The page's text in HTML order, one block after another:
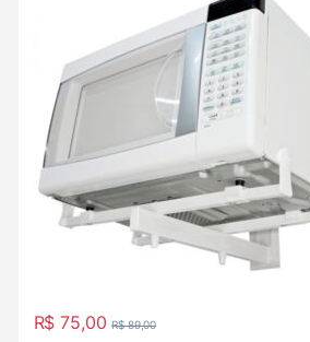
R$ 75,00 R$89,00